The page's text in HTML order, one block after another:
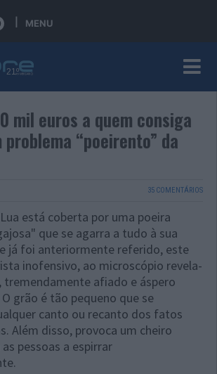
MENU
mil euros a quem consiga
“poeirento” da
35 COMENTÁRIOS
está coberta por uma poeira
que se agarra a tudo à sua
já foi anteriormente referido, este
inofensivo, ao microscópio revela-
tremendamente afiado e áspero
grão é tão pequeno que se
canto ou recanto dos fatos
Além disso, provoca um cheiro
pessoas a espirrar